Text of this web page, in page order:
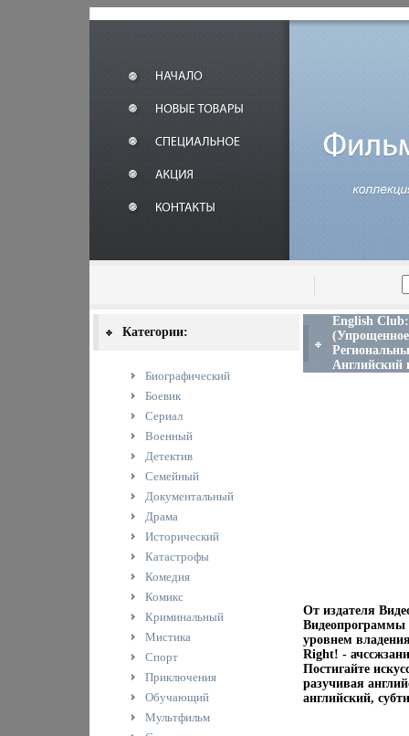
Категории:
Биографический
Боевик
Сериал
Военный
Детектив
Семейный
Документальный
Драма
Исторический
Катастрофы
Комедия
Комикс
Криминальный
Мистика
Спорт
Приключения
Обучающий
Мультфильм
English
Английский
От издателя
Видеопрограммы
уровнем
Right! -
Постигайте
разучивая
английский,